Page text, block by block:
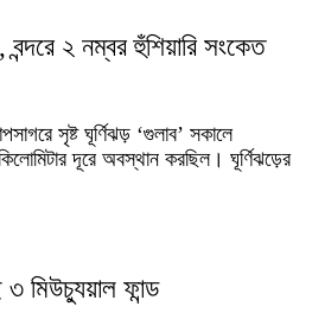
২ নম্বর হুঁশিয়ারি সংকেত
সৃষ্ট ঘূর্ণিঝড় ‘গুলাব’ সকালে
দূরে অবস্থান করছিল। ঘূর্ণিঝড়ের
৩ মিউচ্যুয়াল ফান্ড